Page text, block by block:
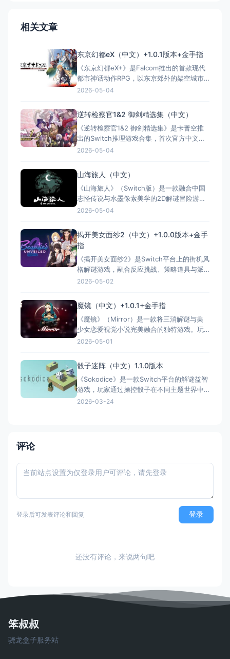
相关文章
东京幻都eX（中文）+1.0.1版本+金手指
《东京幻都eX+》是Falcom推出的首款现代
都市神话动作RPG，以东京郊外的架空城市
“杜宫市”为舞台，融合校园生活与异界冒险。
异”。Switch版为完全体，包含PSV原版内
容、新后日谈、支线剧情、可操控角色“白装
束”及更高
2026-05-04
逆转检察官1&2 御剑精选集（中文）
《逆转检察官1&2 御剑精选集》是卡普空推
出的Switch推理游戏合集，首次官方中文
化，收录NDS时代两部作品的高清重制版。
据、揭露谎言。原版设计师岩元辰郎重绘
100+角色形象，支持像素与高清画风切换，
并内置海量资料“
2026-05-04
山海旅人（中文）
《山海旅人》（Switch版）是一款融合中国
志怪传说与水墨像素美学的2D解谜冒险游
戏。玩家扮演“逆梦师”七云，进入他人记忆碎
土地公融入剧情，配以沉浸式线索收集和感
人主线，曾获Steam平台96%特别好评。
2023年8月登
2026-05-04
揭开美女面纱2（中文）+1.0.0版本+金手
指
《揭开美女面纱2》是Switch平台上的街机风
格解谜游戏，融合反应挑战、策略道具与派
对娱乐元素。玩家需在限时关卡中躲避障
线对战，适合朋友竞技。游戏延续前作美术
风格，玩法更重操作节奏，被任天堂归类为
“解谜、派对、街机”类休闲作
2026-05-02
魔镜（中文）+1.0.1+金手指
《魔镜》（Mirror）是一款将三消解谜与美
少女恋爱视觉小说完美融合的独特游戏。玩
家操控魔镜穿越不同世界，与暗夜精灵、神
向多结局。Switch版支持触屏操作，便携性
极佳。IGN暂无评分，但Steam平台好评率高
达96%，被誉
2026-05-01
骰子迷阵（中文）1.1.0版本
《Sokodice》是一款Switch平台的解谜益智
游戏，玩家通过操控骰子在不同主题世界中
解谜，凭借直觉和空间思维破解100+关卡。
2026-03-24
评论
登录后可发表评论和回复 登录
还没有评论，来说两句吧
笨叔叔
骁龙盒子服务站